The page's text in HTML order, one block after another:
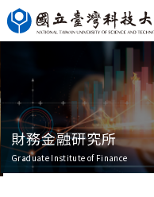
跳
到
主
區
財務金融研究所
Graduate Institute of Finance